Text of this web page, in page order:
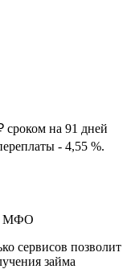
сроком на 91 дней
- 4,55 %.
МФО
сервисов позволит
займа